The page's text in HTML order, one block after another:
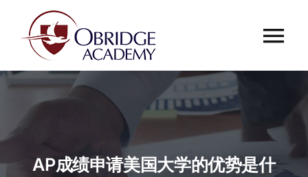
首页
AP成绩申请美国大学的优势是什